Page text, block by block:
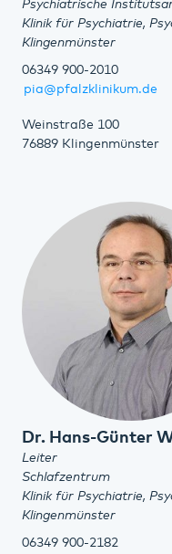
Psychiatrische
Klinik für Psychiatrie,
Klingenmünster
06349 900-2010
pia@pfalzklinikum.de
Weinstraße 100
76889 Klingenmünster
Dr. Hans-Günter
Leiter
Schlafzentrum
Klinik für Psychiatrie,
Klingenmünster
06349 900-2182